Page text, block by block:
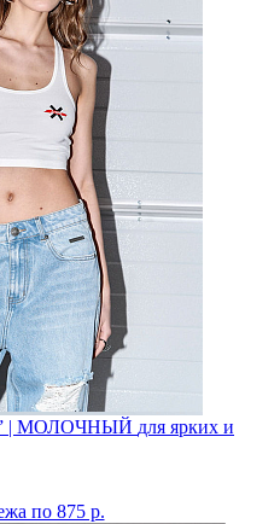
| МОЛОЧНЫЙ для ярких и
по 875 р.